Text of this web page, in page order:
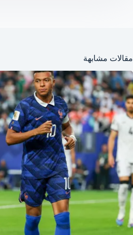
مقالات مشابهة